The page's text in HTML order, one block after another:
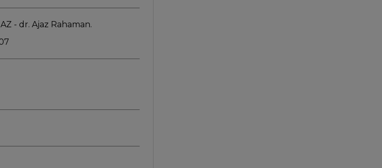
- dr. Ajaz Rahaman.